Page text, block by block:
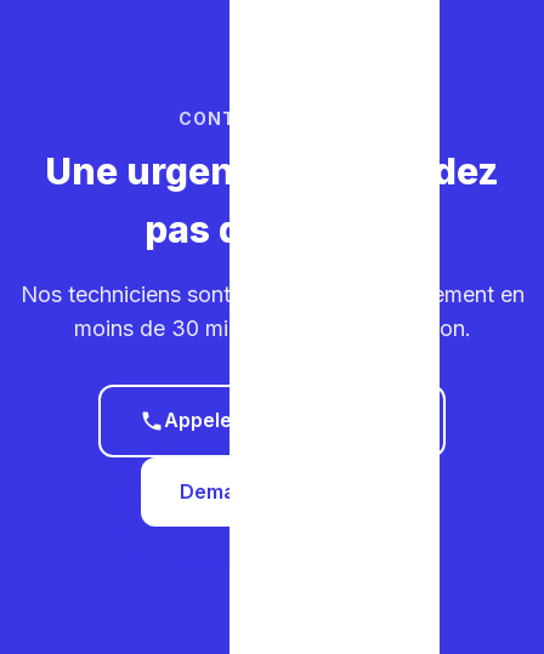
CONTACTEZ-NOUS
Une urgence ? Ne perdez
pas de temps.
Nos techniciens sont sur la route. Déplacement en
moins de 30 minutes dans votre région.
Appeler le 0465 68 51 58
Demander un devis